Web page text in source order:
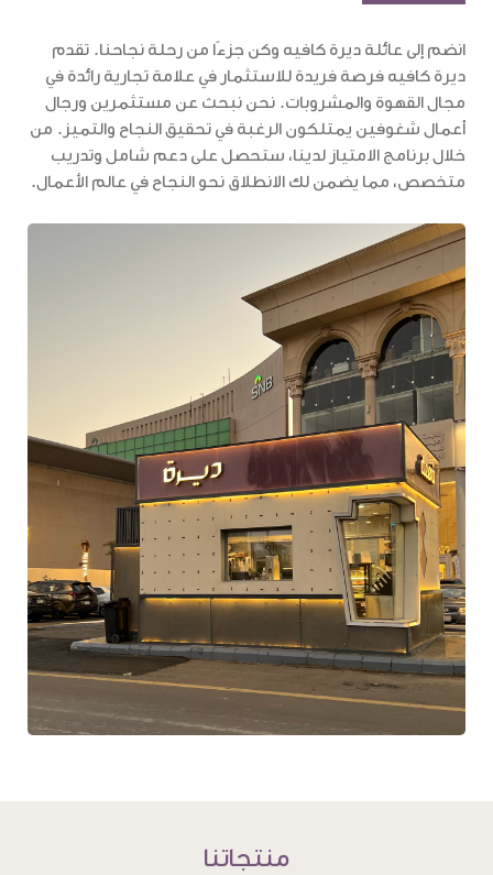
انضم إلى عائلة ديرة كافيه وكن جزءًا من رحلة نجاحنا. تقدم
ديرة كافيه فرصة فريدة للاستثمار في علامة تجارية رائدة في
مجال القهوة والمشروبات. نحن نبحث عن مستثمرين ورجال
أعمال شغوفين يمتلكون الرغبة في تحقيق النجاح والتميز. من
خلال برنامج الامتياز لدينا، ستحصل على دعم شامل وتدريب
متخصص، مما يضمن لك الانطلاق نحو النجاح في عالم الأعمال.
منتجاتنا